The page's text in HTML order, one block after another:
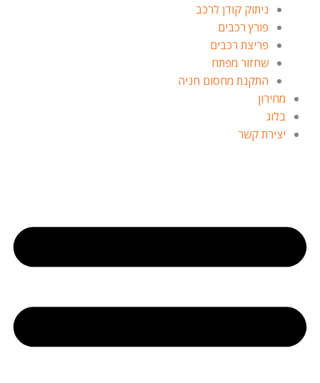
ניתוק קודן לרכב
פורץ רכבים
פריצת רכבים
שחזור מפתח
התקנת מחסום חניה
מחירון
בלוג
יצירת קשר